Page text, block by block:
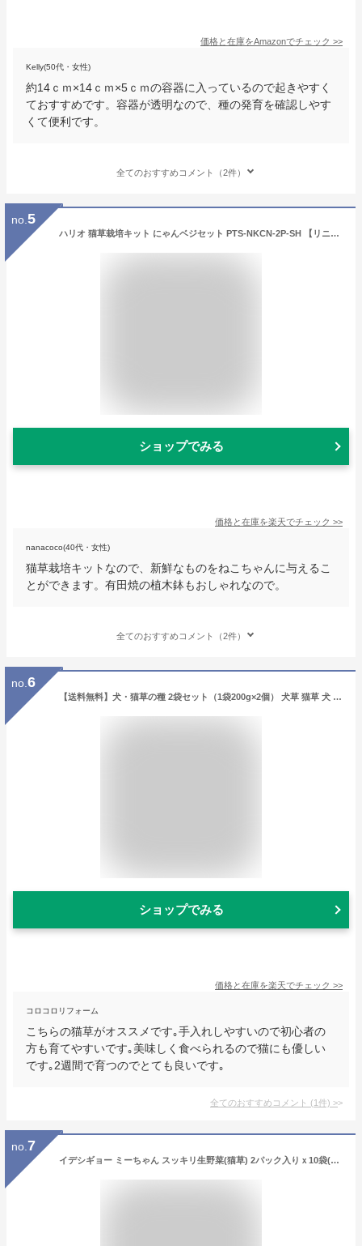
価格と在庫をAmazonでチェック >>
Kelly(50代・女性)
約14ｃｍ×14ｃｍ×5ｃｍの容器に入っているので起きやすく
ておすすめです。容器が透明なので、種の発育を確認しやす
くて便利です。
全てのおすすめコメント（2件）
no. 5
ハリオ 猫草栽培キット にゃんベジセット PTS-NKCN-2P-SH 【リニューアル】JAN《4573533860374》
ショップでみる
価格と在庫を楽天でチェック >>
nanacoco(40代・女性)
猫草栽培キットなので、新鮮なものをねこちゃんに与えるこ
とができます。有田焼の植木鉢もおしゃれなので。
全てのおすすめコメント（2件）
no. 6
【送料無料】犬・猫草の種 2袋セット（1袋200g×2個） 犬草 猫草 犬 猫 草 種 タネ ペット 毛玉 ケア クサ 植木 体調 毛玉対策 ネコ イヌ おやつ フード ねこ草 いぬ草 うさぎ 小動物 生牧草
ショップでみる
価格と在庫を楽天でチェック >>
コロコロリフォーム
こちらの猫草がオススメです｡手入れしやすいので初心者の
方も育てやすいです｡美味しく食べられるので猫にも優しい
です｡2週間で育つのでとても良いです｡
全てのおすすめコメント (1件) >
no. 7
イデシギョー ミーちゃん スッキリ生野菜(猫草) 2パック入りｘ10袋(計20パックセット)